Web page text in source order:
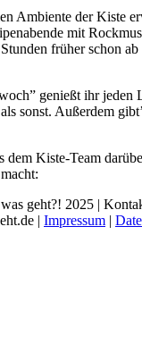
Ambiente der Kiste
mit
früher schon
genießt ihr jeden
sonst. Außerdem
dem Kiste-Team
geht?! 2025 |
| Impressum |